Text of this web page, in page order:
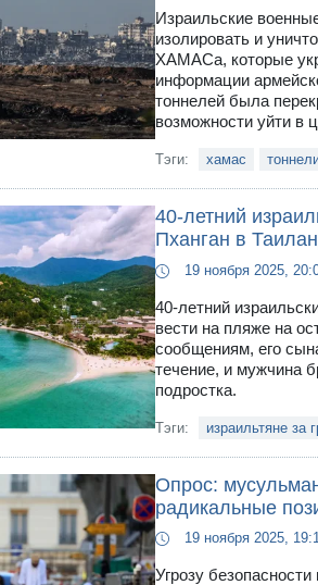
Израильские
изолировать и
ХАМАСа, которые
информации
тоннелей была
возможности уйти в
Тэги: хамас
40-летний
Пханган в
19 ноября 2025,
40-летний
вести на пляже на
сообщениям, его
течение, и мужчина
подростка.
Тэги: израильтяне за
Опрос:
радикальные
19 ноября 2025,
Угрозу